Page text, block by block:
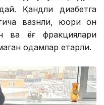
Қандли диабетга
вазнли, юқори қон
ва ёғ фракциялари
одамлар етарли.